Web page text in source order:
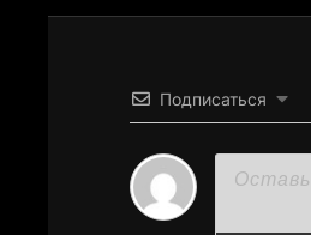
Подписаться